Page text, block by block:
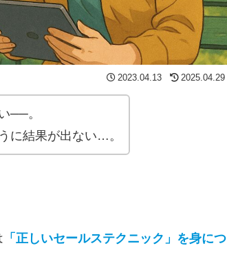
2023.04.13 2025.04.29
──。
に結果が出ない…。
「正しいセールステクニック」を身につ